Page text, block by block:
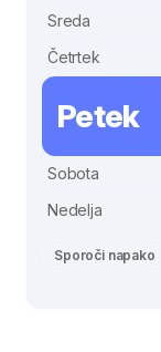
Sreda
Četrtek
Petek
Sobota
Nedelja
Sporoči napako